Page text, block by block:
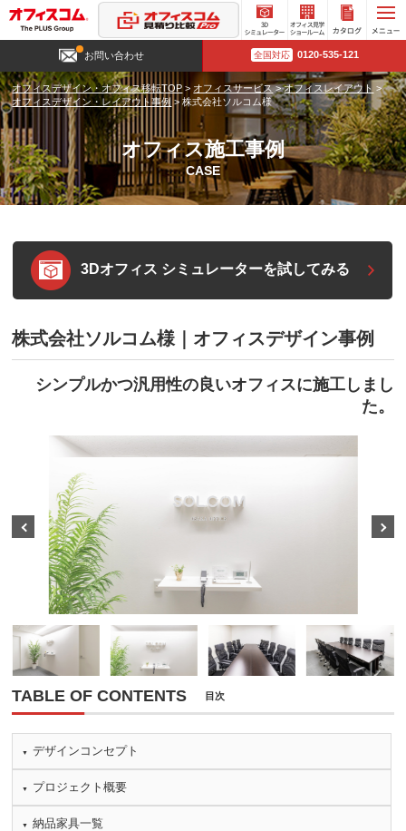
3D
シミュ
レータ
ー
オフィ
ス見学
ショー
ルーム
お問い合わせ 全国対応 0120-535-121
オフィスデザイン・オフィス移転TOP > オフィスサービス>オフィスレイアウト >
オフィスデザイン・レイアウト事例 >株式会社ソルコム様
オフィス施工事例
CASE
3Dオフィス シミュレーターを試してみる
株式会社ソルコム様｜オフィスデザイン事例
シンプルかつ汎用性の良いオフィスに施工しまし
た。
TABLE OF CONTENTS 目次
デザインコンセプト
プロジェクト概要
納品家具一覧